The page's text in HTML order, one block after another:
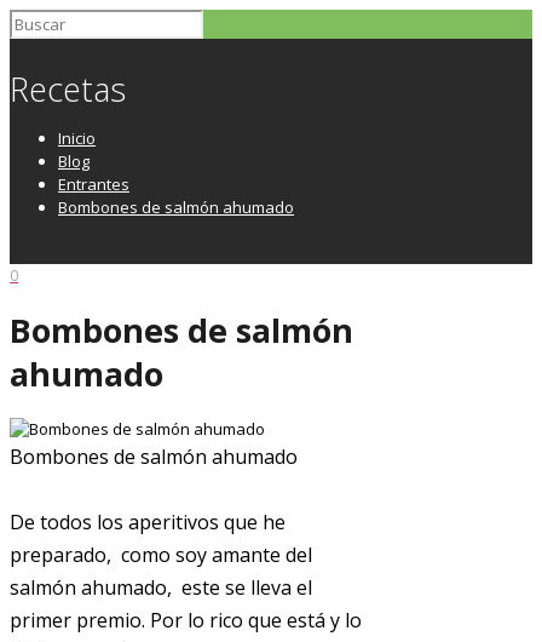
Recetas
Inicio
Blog
Entrantes
Bombones de salmón ahumado
0
Bombones de salmón
ahumado
Bombones de salmón ahumado
De todos los aperitivos que he
preparado, como soy amante del
salmón ahumado, este se lleva el
primer premio. Por lo rico que está y lo